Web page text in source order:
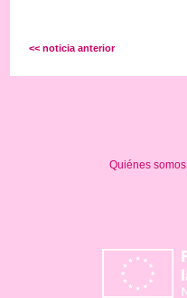
<< noticia anterior
Quiénes somos